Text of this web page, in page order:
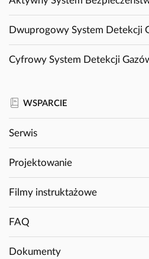
Dwuprogowy System Detekcji
Cyfrowy System Detekcji
WSPARCIE
Serwis
Projektowanie
Filmy instruktażowe
FAQ
Dokumenty